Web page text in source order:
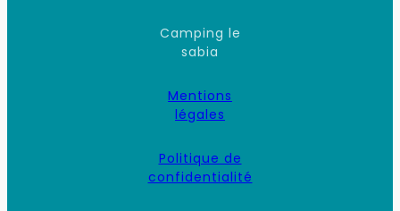
Camping le
sabia
Mentions
légales
Politique de
confidentialité